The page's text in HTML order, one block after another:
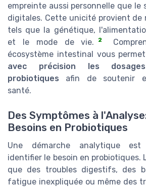
empreinte aussi personnelle que le
digitales. Cette unicité provient de
tels que la génétique,
et le mode de vie.
2
écosystème intestinal vous
avec précision les
probiotiques afin de soutenir
santé.
Des Symptômes à
Besoins en Probiotiques
Une démarche analytique est
identifier le besoin en probiotiques.
que des troubles digestifs, des
fatigue inexpliquée ou même des